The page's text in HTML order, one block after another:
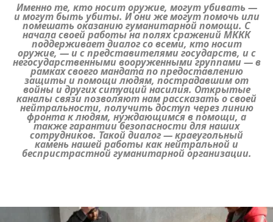
Именно те, кто носит оружие, могут убивать —
и могут быть убиты. И они же могут помочь или
помешать оказанию гуманитарной помощи. С
начала своей работы на полях сражений МККК
поддерживает диалог со всеми, кто носит
оружие, — и с представителями государств, и с
негосударственными вооруженными группами — в
рамках своего мандата по предоставлению
защиты и помощи людям, пострадавшим от
войны и других ситуаций насилия. Открытые
каналы связи позволяют нам рассказать о своей
нейтральности, получить доступ через линию
фронта к людям, нуждающимся в помощи, а
также гарантии безопасности для наших
сотрудников. Такой диалог — краеугольный
камень нашей работы как нейтральной и
беспристрастной гуманитарной организации.